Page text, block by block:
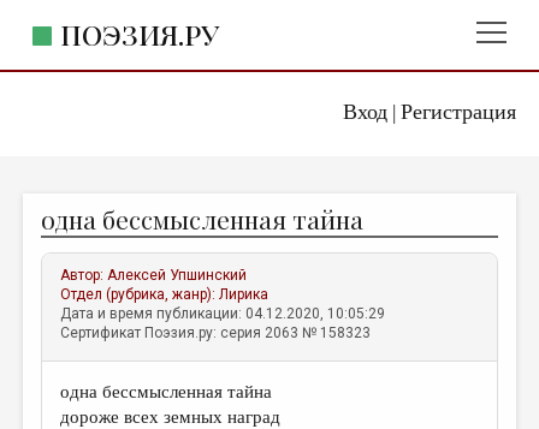
Вход| Регистрация
ПОЭЗИЯ.РУ
ЖАНРЫ
АВТОРЫ
КОММЕНТАРИИ
ЛИТСАЛОН
НОВОСТИ
одна бессмысленная тайна
Автор:Алексей Упшинский
Отдел (рубрика, жанр):Лирика
Дата и время публикации: 04.12.2020, 10:05:29
Сертификат Поэзия.ру: серия 2063 № 158323
одна бессмысленная тайна
дороже всех земных наград